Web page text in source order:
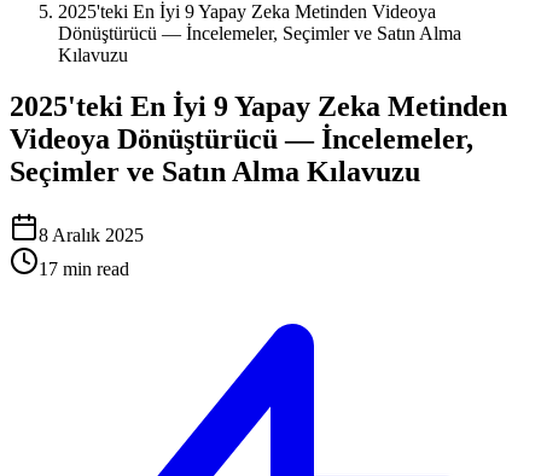
2025'teki En İyi 9 Yapay Zeka Metinden Videoya
Dönüştürücü — İncelemeler, Seçimler ve Satın Alma
Kılavuzu
2025'teki En İyi 9 Yapay Zeka Metinden
Videoya Dönüştürücü — İncelemeler,
Seçimler ve Satın Alma Kılavuzu
8 Aralık 2025
17 min read